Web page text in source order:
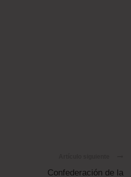
Confederación de la